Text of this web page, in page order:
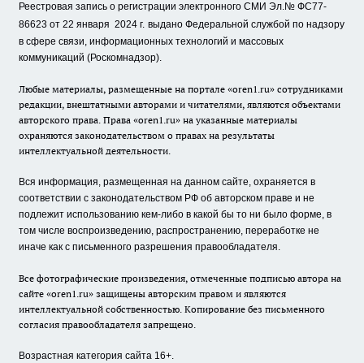
Реестровая запись о регистрации электронного СМИ Эл.№ ФС77-
86623 от 22 января 2024 г. выдано Федеральной службой по надзору
в сфере связи, информационных технологий и массовых
коммуникаций (Роскомнадзор).
Любые материалы, размещенные на портале «oren1.ru» сотрудниками
редакции, внештатными авторами и читателями, являются объектами
авторского права. Права «oren1.ru» на указанные материалы
охраняются законодательством о правах на результаты
интеллектуальной деятельности.
Вся информация, размещенная на данном сайте, охраняется в
соответствии с законодательством РФ об авторском праве и не
подлежит использованию кем-либо в какой бы то ни было форме, в
том числе воспроизведению, распространению, переработке не
иначе как с письменного разрешения правообладателя.
Все фотографические произведения, отмеченные подписью автора на
сайте «oren1.ru» защищены авторским правом и являются
интеллектуальной собственностью. Копирование без письменного
согласия правообладателя запрещено.
Возрастная категория сайта 16+.